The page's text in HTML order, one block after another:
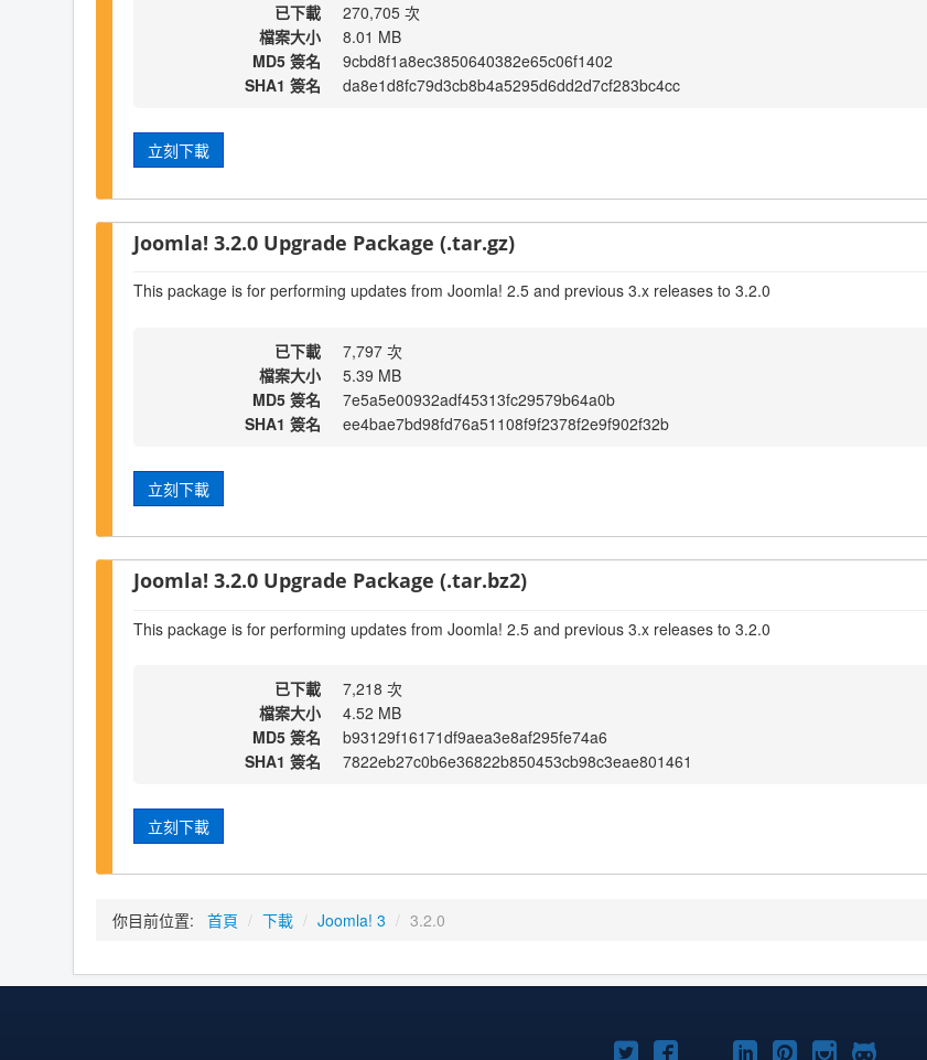
已下載
270,705 次
檔案大小
8.01 MB
MD5 簽名
9cbd8f1a8ec3850640382e65c06f1402
SHA1 簽名
da8e1d8fc79d3cb8b4a5295d6dd2d7cf283bc4cc
立刻下載
Joomla! 3.2.0 Upgrade Package (.tar.gz)
This package is for performing updates from Joomla! 2.5 and previous 3.x releases to 3.2.0
已下載
7,797 次
檔案大小
5.39 MB
MD5 簽名
7e5a5e00932adf45313fc29579b64a0b
SHA1 簽名
ee4bae7bd98fd76a51108f9f2378f2e9f902f32b
立刻下載
Joomla! 3.2.0 Upgrade Package (.tar.bz2)
This package is for performing updates from Joomla! 2.5 and previous 3.x releases to 3.2.0
已下載
7,218 次
檔案大小
4.52 MB
MD5 簽名
b93129f16171df9aea3e8af295fe74a6
SHA1 簽名
7822eb27c0b6e36822b850453cb98c3eae801461
立刻下載
你目前位置: 首頁 / 下載 / Joomla! 3 / 3.2.0